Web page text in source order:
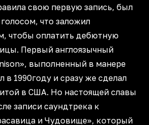
свою первую запись, был
голосом, что заложил
чтобы оплатить дебютную
Первый англоязычный
выполненный в манере
1990году и сразу же сделал
в США. Но настоящей славы
записи саундтрека к
и Чудовище», который